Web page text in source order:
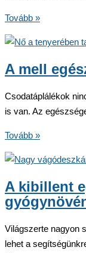
Tojás,
méz,
fűszernövények,
hüvelyesek,
diófélék
–
minden
ott
a
helyük
Tovább »
A mell
Csodatáplálékok
is van. Az
A
mell
egészsége
javítható
Tovább »
A kibillent
Világszerte nagyon
lehet a